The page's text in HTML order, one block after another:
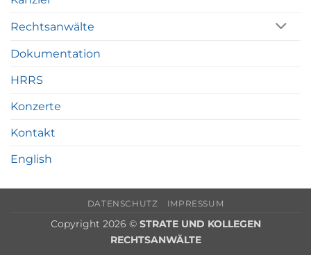
Rechtsanwälte
Dokumentation
HRRS
Konzerte
Kontakt
English
DATENSCHUTZ IMPRESSUM
Copyright 2026 © STRATE UND KOLLEGEN
RECHTSANWÄLTE